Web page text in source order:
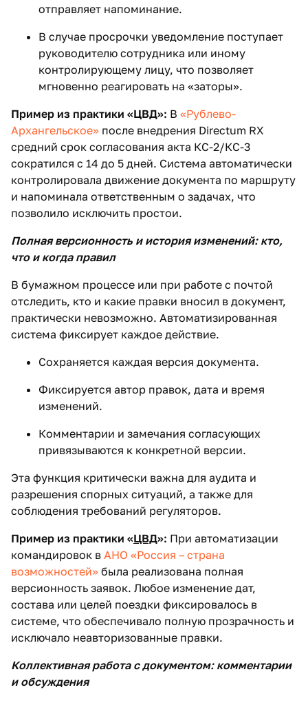
отправляет напоминание.
В случае просрочки уведомление поступает
руководителю сотрудника или иному
контролирующему лицу, что позволяет
мгновенно реагировать на «заторы».
Пример из практики «ЦВД»: В «Рублево-
Архангельское» после внедрения Directum RX
средний срок согласования акта КС-2/КС-3
сократился с 14 до 5 дней. Система автоматически
контролировала движение документа по маршруту
и напоминала ответственным о задачах, что
позволило исключить простои.
Полная версионность и история изменений: кто,
что и когда правил
В бумажном процессе или при работе с почтой
отследить, кто и какие правки вносил в документ,
практически невозможно. Автоматизированная
система фиксирует каждое действие.
Сохраняется каждая версия документа.
Фиксируется автор правок, дата и время
изменений.
Комментарии и замечания согласующих
привязываются к конкретной версии.
Эта функция критически важна для аудита и
разрешения спорных ситуаций, а также для
соблюдения требований регуляторов.
Пример из практики «ЦВД»: При автоматизации
командировок в АНО «Россия – страна
возможностей» была реализована полная
версионность заявок. Любое изменение дат,
состава или целей поездки фиксировалось в
системе, что обеспечивало полную прозрачность и
исключало неавторизованные правки.
Коллективная работа с документом: комментарии
и обсуждения